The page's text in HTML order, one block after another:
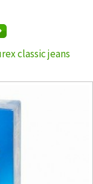
classic jeans